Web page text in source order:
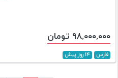
۹۸,۰۰۰,۰۰۰ تومان
فارس ۱۴ روز پیش